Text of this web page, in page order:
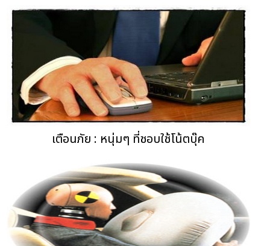
เตือนภัย : หนุ่มๆ ที่ชอบใช้โน้ตบุ๊ค